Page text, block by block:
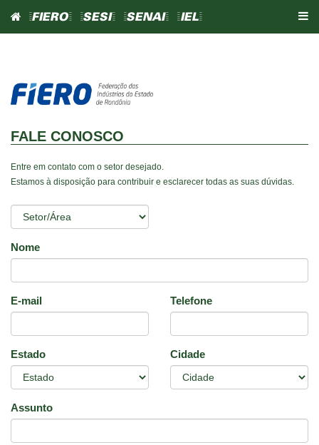
=FIERO= =SESI= =SENAI= =IEL=
FALE CONOSCO
Entre em contato com o setor desejado.
Estamos à disposição para contribuir e esclarecer todas as suas dúvidas.
Nome
E-mail Telefone
Estado Cidade
Assunto